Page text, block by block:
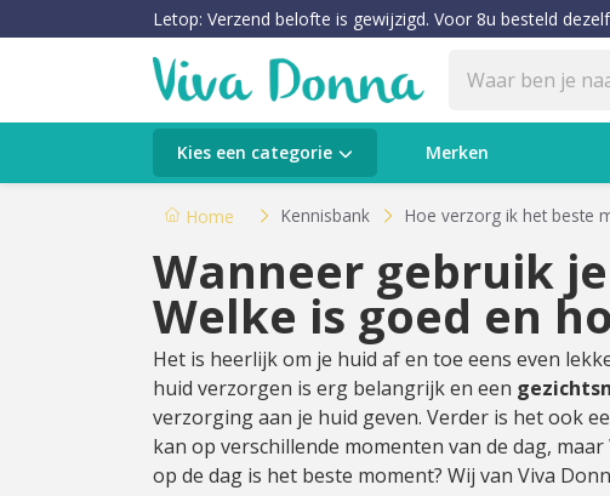
Letop: Verzend belofte is gewijzigd. Voor 8u besteld
Kies een categorie Merken
Categorieën
Verzorging
Make-up
Huidtypes & Huidcondities
Baby & Kids
Voeding & Gezondheid
Home Kennisbank Hoe verzorg ik het beste
Wanneer gebruik
Welke is goed en
Het is heerlijk om je huid af en toe eens even
huid verzorgen is erg belangrijk en een
verzorging aan je huid geven. Verder is het ook
kan op verschillende momenten van de dag,
op de dag is het beste moment? Wij van Viva